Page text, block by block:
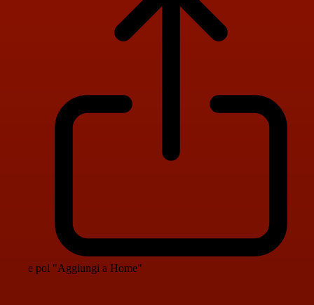
e poi "Aggiungi a Home"